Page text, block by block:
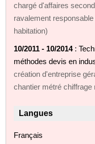
chargé d'affaires
ravalement
habitation)
10/2011 - 10/2014:
méthodes devis en
création d'entreprise
chantier métré
Langues
Français